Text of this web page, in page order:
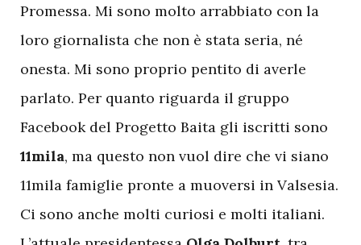
Promessa. Mi sono molto arrabbiato con la
loro giornalista che non è stata seria, né
onesta. Mi sono proprio pentito di averle
parlato. Per quanto riguarda il gruppo
Facebook del Progetto Baita gli iscritti sono
11mila, ma questo non vuol dire che vi siano
11mila famiglie pronte a muoversi in Valsesia.
Ci sono anche molti curiosi e molti italiani.